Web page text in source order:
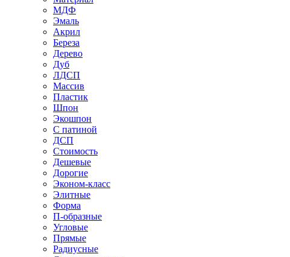
МДФ
Эмаль
Акрил
Береза
Дерево
Дуб
ЛДСП
Массив
Пластик
Шпон
Экошпон
С патиной
ДСП
Стоимость
Дешевые
Дорогие
Эконом-класс
Элитные
Форма
П-образные
Угловые
Прямые
Радиусные